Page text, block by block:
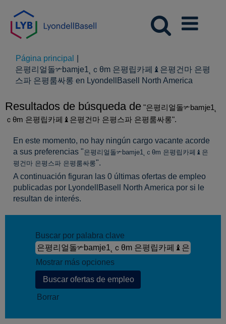
Página principal
은평리얼돌✃bamje1˛ｃθm 은평립카페♝은평건마 은평
스파 은평룸싸롱 en LyondellBasell North America
Resultados de búsqueda de "은평리얼돌✃bamje1˛
ｃθm 은평립카페♝은평건마 은평스파 은평룸싸롱".
En este momento, no hay ningún cargo vacante acorde
a sus preferencias "은평리얼돌✃bamje1˛ｃθm 은평립카페♝은
평건마 은평스파 은평룸싸롱".
A continuación figuran las 0 últimas ofertas de empleo
publicadas por LyondellBasell North America por si le
resultan de interés.
Buscar por palabra clave
Mostrar más opciones
Borrar